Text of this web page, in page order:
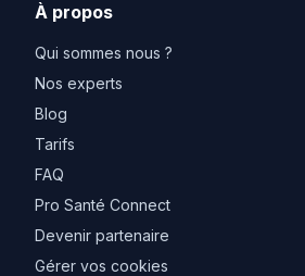
À propos
Qui sommes nous ?
Nos experts
Blog
Tarifs
FAQ
Pro Santé Connect
Devenir partenaire
Gérer vos cookies